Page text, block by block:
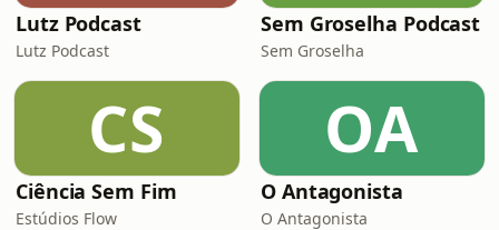
Lutz Podcast
Lutz Podcast
Sem Groselha Podcast
Sem Groselha
CS
Ciência Sem Fim
Estúdios Flow
OA
O Antagonista
O Antagonista